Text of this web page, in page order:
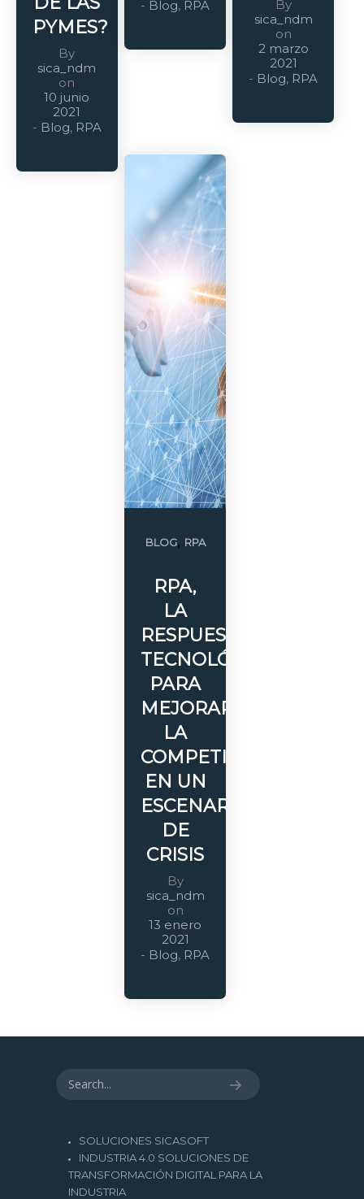
PYMES?
By
sica_ndm
on
10 junio
2021
- Blog, RPA
- Blog, RPA
By
sica_ndm
on
2 marzo
2021
- Blog, RPA
BLOG, RPA
RPA,
LA
RESPUESTA
TECNOLÓGICA
PARA
MEJORAR
LA
COMPETITIVIDAD
EN UN
ESCENARIO
DE
CRISIS
By
sica_ndm
on
13 enero
2021
- Blog, RPA
SOLUCIONES SICASOFT
INDUSTRIA 4.0 SOLUCIONES DE
TRANSFORMACIÓN DIGITAL PARA LA
INDUSTRIA